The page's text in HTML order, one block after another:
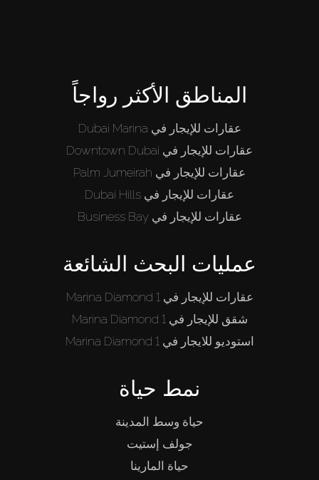
المناطق الأكثر رواجاً
عقارات للإيجار في Dubai Marina
عقارات للإيجار في Downtown Dubai
عقارات للإيجار في Palm Jumeirah
عقارات للإيجار في Dubai Hills
عقارات للإيجار في Business Bay
عمليات البحث الشائعة
عقارات للإيجار في Marina Diamond 1
شقق للإيجار في Marina Diamond 1
استوديو للايجار في Marina Diamond 1
نمط حياة
حياة وسط المدينة
جولف إستيت
حياة المارينا